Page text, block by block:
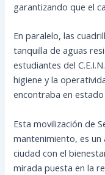
garantizando que el
En paralelo, las
tanquilla de aguas
estudiantes del
higiene y la
encontraba en
Esta movilización de
mantenimiento, es
ciudad con el
mirada puesta en la